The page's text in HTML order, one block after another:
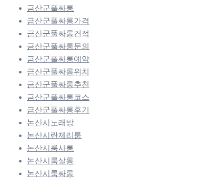
금산군풀싸롱
금산군풀싸롱가격
금산군풀싸롱견적
금산군풀싸롱문의
금산군풀싸롱예약
금산군풀싸롱위치
금산군풀싸롱추천
금산군풀싸롱코스
금산군풀싸롱후기
논산시노래방
논산시란제리룸
논산시룸사롱
논산시룸살롱
논산시룸싸롱